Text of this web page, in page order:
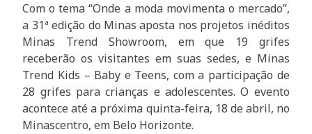
Com o tema “Onde a moda movimenta o mercado”,
a 31ª edição do Minas aposta nos projetos inéditos
Minas Trend Showroom, em que 19 grifes
receberão os visitantes em suas sedes, e Minas
Trend Kids – Baby e Teens, com a participação de
28 grifes para crianças e adolescentes. O evento
acontece até a próxima quinta-feira, 18 de abril, no
Minascentro, em Belo Horizonte.